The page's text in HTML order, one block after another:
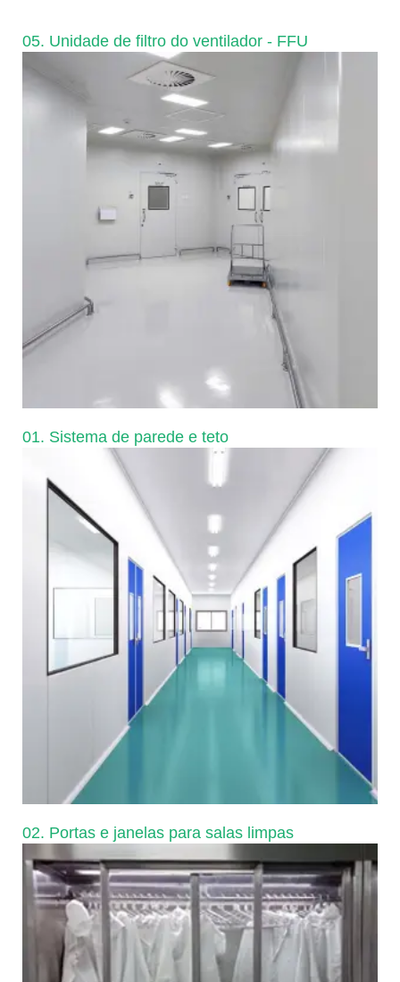
05. Unidade de filtro do ventilador - FFU
01. Sistema de parede e teto
02. Portas e janelas para salas limpas